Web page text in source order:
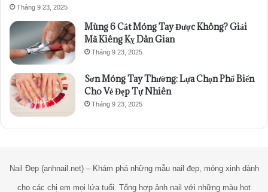
Tháng 9 23, 2025
Mùng 6 Cắt Móng Tay Được Không? Giải
Mã Kiêng Kỵ Dân Gian
Tháng 9 23, 2025
Sơn Móng Tay Thường: Lựa Chọn Phổ Biến
Cho Vẻ Đẹp Tự Nhiên
Tháng 9 23, 2025
Nail Đẹp (anhnail.net) – Khám phá những mẫu nail đẹp, móng xinh dành
cho các chị em mọi lứa tuổi. Tổng hợp ảnh nail với những màu hot